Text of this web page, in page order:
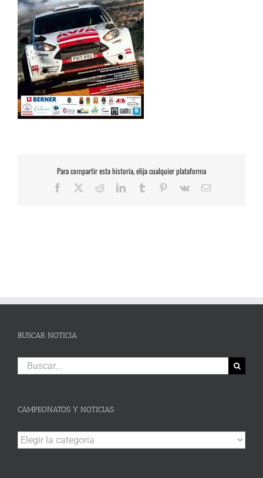
Para compartir esta historia, elija cualquier plataforma
Facebook RedditLinkedInTumblr Pinterest
Vk
Correo
BUSCAR NOTICIA
Buscar:
CAMPEONATOS Y NOTICIAS
Campeonatos
y